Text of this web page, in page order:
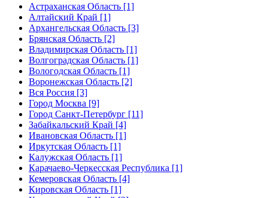
Астраханская Область [1]
Алтайский Край [1]
Архангельская Область [3]
Брянская Область [2]
Владимирская Область [1]
Волгоградская Область [1]
Вологодская Область [1]
Воронежская Область [2]
Вся Россия [3]
Город Москва [9]
Город Санкт-Петербург [11]
Забайкальский Край [4]
Ивановская Область [1]
Иркутская Область [1]
Калужская Область [1]
Карачаево-Черкесская Республика [1]
Кемеровская Область [4]
Кировская Область [1]